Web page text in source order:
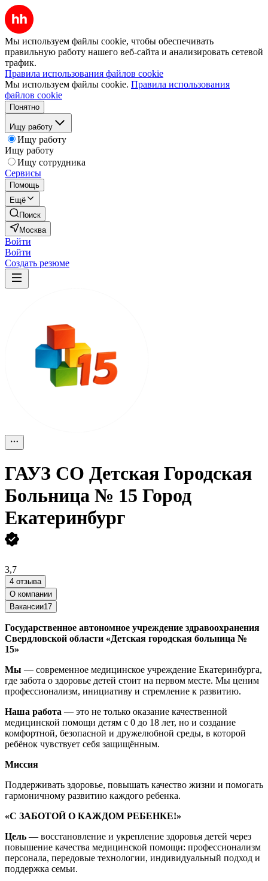
Мы используем файлы cookie, чтобы обеспечивать
правильную работу нашего веб-сайта и анализировать сетевой
трафик.
Правила использования файлов cookie
Мы используем файлы cookie. Правила использования
файлов cookie
Понятно
Ищу работу
Ищу работу
Ищу работу
Ищу сотрудника
Сервисы
Помощь
Ещё
Поиск
Москва
Войти
Войти
Создать резюме
ГАУЗ СО Детская Городская
Больница № 15 Город
Екатеринбург
3,7
4 отзыва
О компании
Вакансии17
Государственное автономное учреждение здравоохранения
Свердловской области «Детская городская больница №
15»
Мы — современное медицинское учреждение Екатеринбурга,
где забота о здоровье детей стоит на первом месте. Мы ценим
профессионализм, инициативу и стремление к развитию.
Наша работа — это не только оказание качественной
медицинской помощи детям с 0 до 18 лет, но и создание
комфортной, безопасной и дружелюбной среды, в которой
ребёнок чувствует себя защищённым.
Миссия
Поддерживать здоровье, повышать качество жизни и помогать
гармоничному развитию каждого ребенка.
«С ЗАБОТОЙ О КАЖДОМ РЕБЕНКЕ!»
Цель — восстановление и укрепление здоровья детей через
повышение качества медицинской помощи: профессионализм
персонала, передовые технологии, индивидуальный подход и
поддержка семьи.